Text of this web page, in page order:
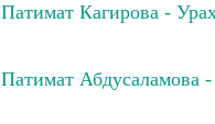
Патимат Кагирова -
Патимат Абдусаламова